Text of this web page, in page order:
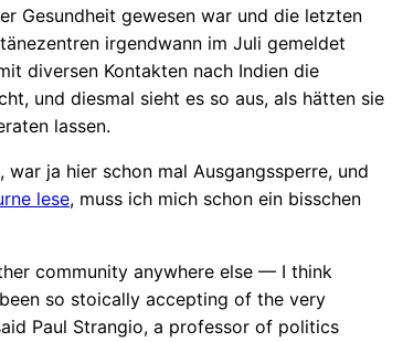
Gesundheit gewesen war und die letzten
irgendwann im Juli gemeldet
diversen Kontakten nach Indien die
und diesmal sieht es so aus, als hätten sie
lassen.
ja hier schon mal Ausgangssperre, und
lese, muss ich mich schon ein bisschen
community anywhere else — I think
so stoically accepting of the very
Paul Strangio, a professor of politics